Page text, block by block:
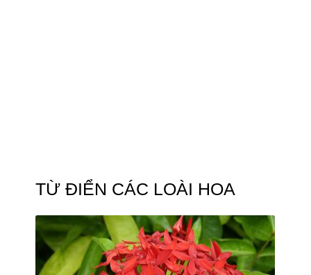
TỪ ĐIỂN CÁC LOÀI HOA